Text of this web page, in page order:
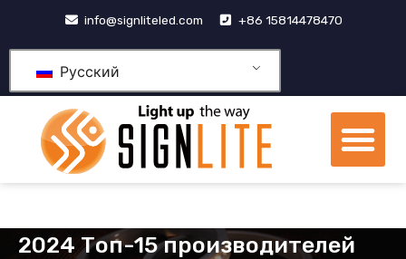
内
info@signliteled.com +86 15814478470
Русский
2024 Топ-15 производителей